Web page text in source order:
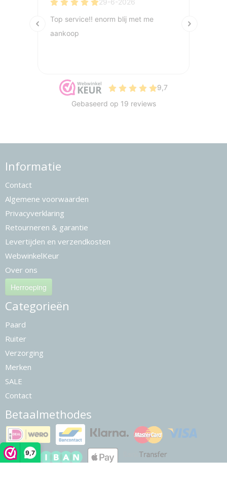
9,7
Informatie
Contact
Algemene voorwaarden
Privacyverklaring
Retourneren & garantie
Levertijden en verzendkosten
WebwinkelKeur
Over ons
Herroeping
Categorieën
Paard
Ruiter
Verzorging
Merken
SALE
Contact
Betaalmethodes